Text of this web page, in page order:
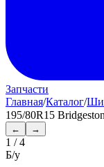
Запчасти
Главная/Каталог/
195/80R15
← →
1 /4
Б/у